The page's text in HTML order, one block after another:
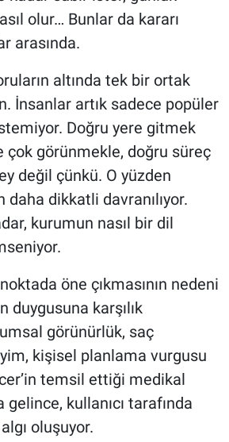
olur… Bunlar da kararı
arasında.
altında tek bir ortak
İnsanlar artık sadece popüler
Doğru yere gitmek
çok görünmekle, doğru süreç
değil çünkü. O yüzden
dikkatli davranılıyor.
kurumun nasıl bir dil
öne çıkmasının nedeni
duygusuna karşılık
görünürlük, saç
kişisel planlama vurgusu
temsil ettiği medikal
kullanıcı tarafında
oluşuyor.